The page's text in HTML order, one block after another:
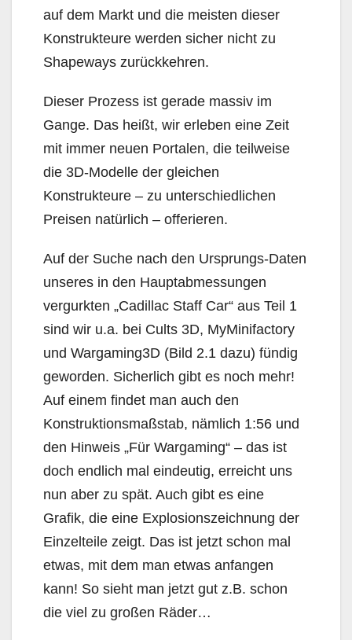
auf dem Markt und die meisten dieser
Konstrukteure werden sicher nicht zu
Shapeways zurückkehren.
Dieser Prozess ist gerade massiv im
Gange. Das heißt, wir erleben eine Zeit
mit immer neuen Portalen, die teilweise
die 3D-Modelle der gleichen
Konstrukteure – zu unterschiedlichen
Preisen natürlich – offerieren.
Auf der Suche nach den Ursprungs-Daten
unseres in den Hauptabmessungen
vergurkten „Cadillac Staff Car“ aus Teil 1
sind wir u.a. bei Cults 3D, MyMinifactory
und Wargaming3D (Bild 2.1 dazu) fündig
geworden. Sicherlich gibt es noch mehr!
Auf einem findet man auch den
Konstruktionsmaßstab, nämlich 1:56 und
den Hinweis „Für Wargaming“ – das ist
doch endlich mal eindeutig, erreicht uns
nun aber zu spät. Auch gibt es eine
Grafik, die eine Explosionszeichnung der
Einzelteile zeigt. Das ist jetzt schon mal
etwas, mit dem man etwas anfangen
kann! So sieht man jetzt gut z.B. schon
die viel zu großen Räder…